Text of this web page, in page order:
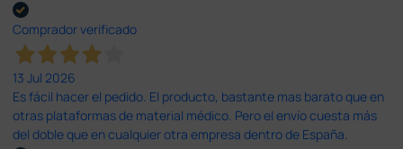
Comprador verificado
13 Jul 2026
Es fácil hacer el pedido. El producto, bastante mas barato que en
otras plataformas de material médico. Pero el envío cuesta más
del doble que en cualquier otra empresa dentro de España.